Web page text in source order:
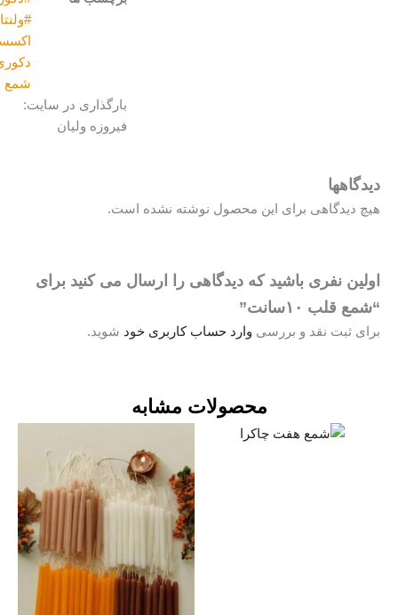
#ولنتاین,
اکسسوری,
دکوری,
بارگذاری در سایت:
فیروزه ولیان
دیدگاهی برای این محصول نوشته نشده است.
نفری باشید که دیدگاهی را ارسال می کنید برای
قلب ۱۰سانت”
ثبت نقد و بررسی وارد حساب کاربری خود شوید.
محصولات مشابه